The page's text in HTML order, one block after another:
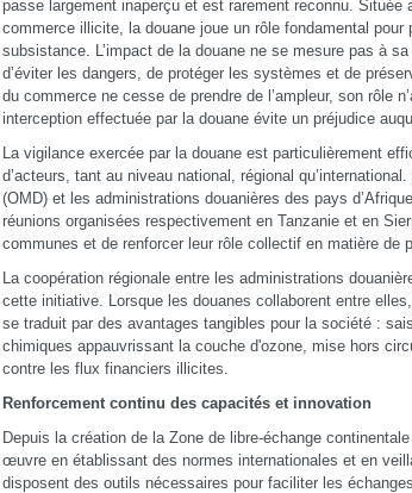
passe largement inaperçu et est rarement reconnu. Située
commerce illicite, la douane joue un rôle fondamental
subsistance. L’impact de la douane ne se mesure pas à
d’éviter les dangers, de protéger les systèmes et de
du commerce ne cesse de prendre de l’ampleur, son rôle
interception effectuée par la douane évite un préjudice
La vigilance exercée par la douane est particulièrement
d’acteurs, tant au niveau national, régional
(OMD) et les administrations douanières des pays
réunions organisées respectivement en Tanzanie et en
communes et de renforcer leur rôle collectif en matière de
La coopération régionale entre les administrations
cette initiative. Lorsque les douanes collaborent entre
se traduit par des avantages tangibles pour la société :
chimiques appauvrissant la couche d'ozone, mise hors
contre les flux financiers illicites.
Renforcement continu des capacités et innovation
Depuis la création de la Zone de libre-échange
œuvre en établissant des normes internationales et en
disposent des outils nécessaires pour faciliter les échanges